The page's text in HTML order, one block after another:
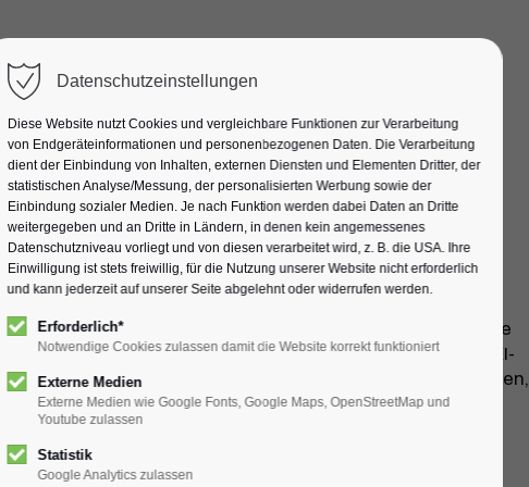
: Ein Überblick für
riesige Rolle in vielen Bereichen – von der Kreativbranche
von Arbeitsprozessen. Social Media ist überflutet von KI-
Art und Weise, wie wir arbeiten, forschen und Inhalte erstellen,
Systeme des Jahres, die besonders herausragen.
Datenschutzeinstellungen
Diese Website nutzt Cookies und vergleichbare Funktionen zur Verarbeitung
von Endgeräteinformationen und personenbezogenen Daten. Die Verarbeitung
dient der Einbindung von Inhalten, externen Diensten und Elementen Dritter, der
statistischen Analyse/Messung, der personalisierten Werbung sowie der
Einbindung sozialer Medien. Je nach Funktion werden dabei Daten an Dritte
weitergegeben und an Dritte in Ländern, in denen kein angemessenes
Datenschutzniveau vorliegt und von diesen verarbeitet wird, z. B. die USA. Ihre
Einwilligung ist stets freiwillig, für die Nutzung unserer Website nicht erforderlich
und kann jederzeit auf unserer Seite abgelehnt oder widerrufen werden.
Erforderlich*
Notwendige Cookies zulassen damit die Website korrekt funktioniert
Externe Medien
Externe Medien wie Google Fonts, Google Maps, OpenStreetMap und
Youtube zulassen
Statistik
Google Analytics zulassen